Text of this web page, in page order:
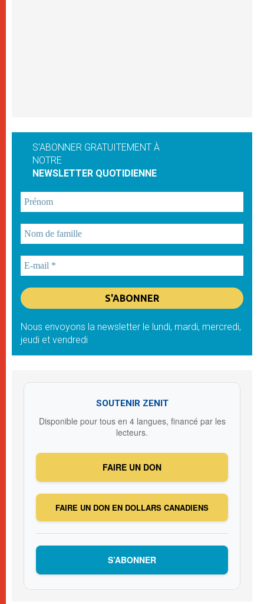
S'ABONNER GRATUITEMENT À
NOTRE
NEWSLETTER QUOTIDIENNE
Nous envoyons la newsletter le lundi, mardi, mercredi,
jeudi et vendredi
SOUTENIR ZENIT
Disponible pour tous en 4 langues, financé par les
lecteurs.
FAIRE UN DON
FAIRE UN DON EN DOLLARS CANADIENS
S’ABONNER